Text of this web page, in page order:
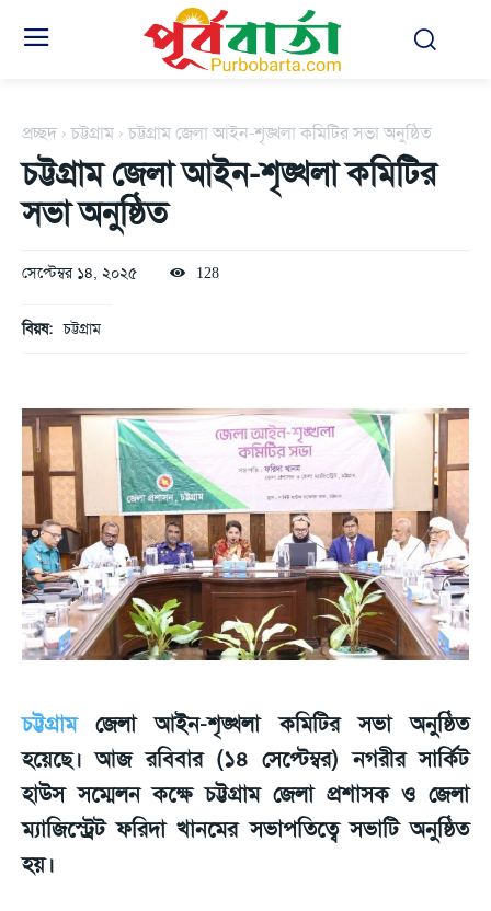
প্রচ্ছদ চট্টগ্রাম চট্টগ্রাম জেলা আইন-শৃঙ্খলা কমিটির সভা অনুষ্ঠিত
চট্টগ্রাম জেলা আইন-শৃঙ্খলা কমিটির
সভা অনুষ্ঠিত
সেপ্টেম্বর ১৪, ২০২৫ 128
বিয়ষ: চট্টগ্রাম
চট্টগ্রামজেলা আইন-শৃঙ্খলা কমিটির সভা অনুষ্ঠিত
হয়েছে। আজ রবিবার (১৪ সেপ্টেম্বর) নগরীর সার্কিট
হাউস সম্মেলন কক্ষে চট্টগ্রাম জেলা প্রশাসক ও জেলা
ম্যাজিস্ট্রেট ফরিদা খানমের সভাপতিত্বে সভাটি অনুষ্ঠিত
হয়।